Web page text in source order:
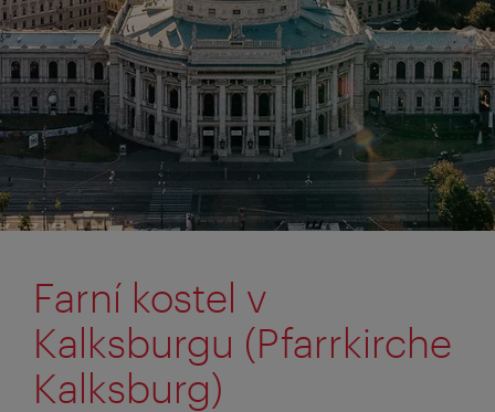
Farní kostel v
Kalksburgu (Pfarrkirche
Kalksburg)